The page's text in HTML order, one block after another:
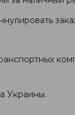
Украины.